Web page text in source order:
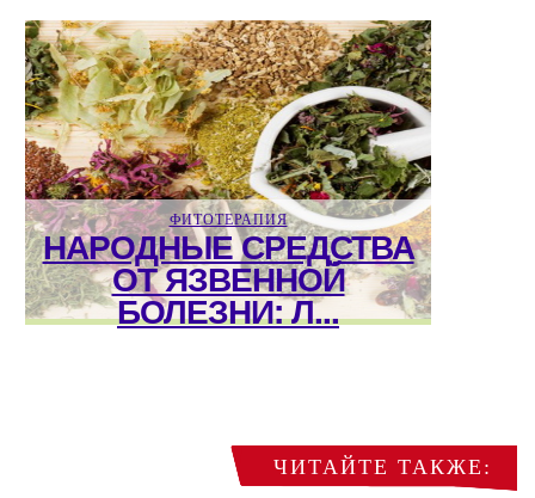
ФИТОТЕРАПИЯ
НАРОДНЫЕ СРЕДСТВА
ОТ ЯЗВЕННОЙ
БОЛЕЗНИ: Л...
ЧИТАЙТЕ ТАКЖЕ: